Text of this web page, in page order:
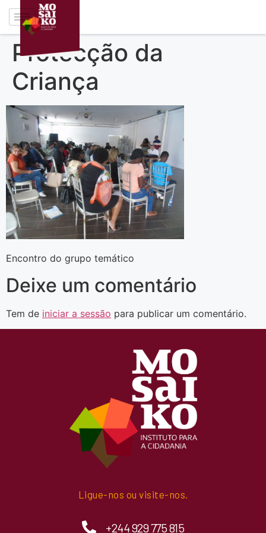
Protecção da
Criança
Encontro do grupo temático
Deixe um comentário
Tem de iniciar a sessão para publicar um comentário.
Ligue-nos ou visite-nos.
+244 929 775 815